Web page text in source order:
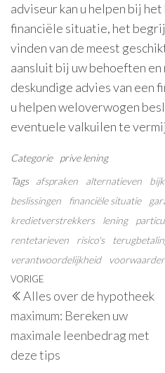
adviseur kan u helpen bij
financiële situatie, het
vinden van de meest
aansluit bij uw behoeften
deskundige advies van een
u helpen weloverwogen
eventuele valkuilen te
Categorie
prive lening
Tags
afspraken alternatieven
beslissingen
financiële situatie
kredietverstrekkers
lening
rentetarieven
risico's
verantwoordelijkheid
Berichtnavigatie
Vorig
bericht
VORIGE
Alles over de hypotheek
maximum: Bereken uw
maximale leenbedrag met
deze tips